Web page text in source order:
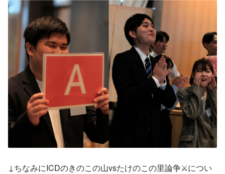
↓ちなみにICDのきのこの山vsたけのこの里論争⚔️につい